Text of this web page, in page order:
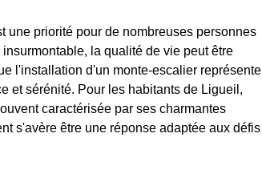
une priorité pour de nombreuses personnes
la qualité de vie peut être
l'installation d'un monte-escalier représente
et sérénité. Pour les habitants de Ligueil,
caractérisée par ses charmantes
s'avère être une réponse adaptée aux défis